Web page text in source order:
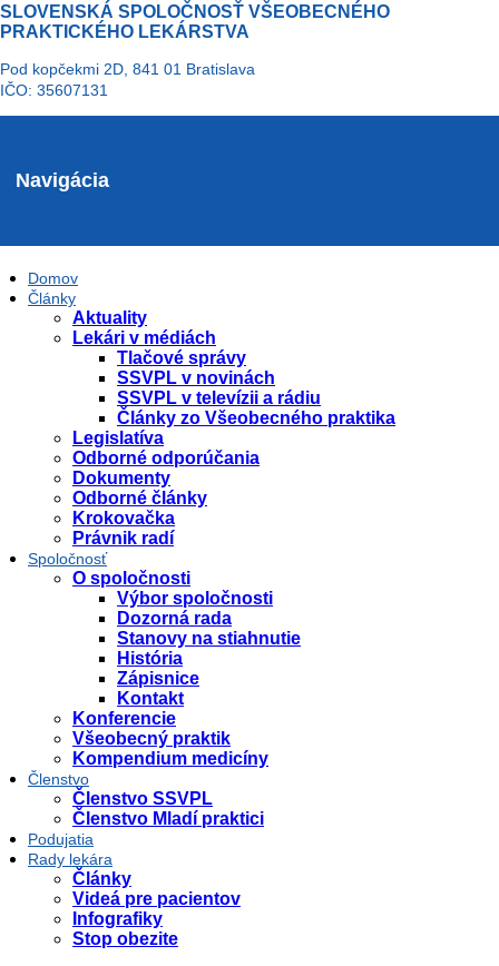
SLOVENSKÁ SPOLOČNOSŤ VŠEOBECNÉHO
PRAKTICKÉHO LEKÁRSTVA
Pod kopčekmi 2D, 841 01 Bratislava
IČO: 35607131
Navigácia
Domov
Články
Aktuality
Lekári v médiách
Tlačové správy
SSVPL v novinách
SSVPL v televízii a rádiu
Články zo Všeobecného praktika
Legislatíva
Odborné odporúčania
Dokumenty
Odborné články
Krokovačka
Právnik radí
Spoločnosť
O spoločnosti
Výbor spoločnosti
Dozorná rada
Stanovy na stiahnutie
História
Zápisnice
Kontakt
Konferencie
Všeobecný praktik
Kompendium medicíny
Členstvo
Členstvo SSVPL
Členstvo Mladí praktici
Podujatia
Rady lekára
Články
Videá pre pacientov
Infografiky
Stop obezite